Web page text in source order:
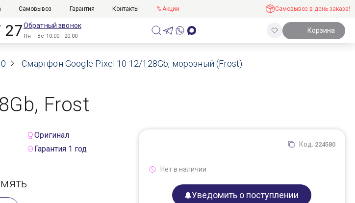
Самовывоз Гарантия Контакты % Акции Самовывоз в день заказа!
27Обратный звонок
Пн – Вс 10:00 - 20:00
Корзина
Смартфон Google Pixel 10 12/128Gb, морозный (Frost)
Frost
Оригинал
Гарантия 1 год Код: 224580
Нет в наличии
Уведомить о поступлении